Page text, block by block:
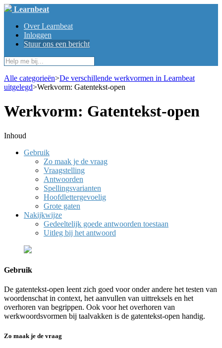
Learnbeat
Over Learnbeat
Inloggen
Stuur ons een bericht
Alle categorieën​>​​De verschillende werkvormen in Learnbeat
uitgelegd​>​Werkvorm: Gatentekst-open
Werkvorm: Gatentekst-open
Gebruik
Zo maak je de vraag
Vraagstelling
Antwoorden
Spellingsvarianten
Hoofdlettergevoelig
Grote gaten
Nakijkwijze
Gedeeltelijk goede antwoorden toestaan
Uitleg bij het antwoord
Gebruik
De gatentekst-open leent zich goed voor onder andere het testen van
woordenschat in context, het aanvullen van uittreksels en het
overhoren van begrippen. Ook voor het overhoren van
werkwoordsvormen bij taalvakken is de gatentekst-open handig.
Zo maak je de vraag